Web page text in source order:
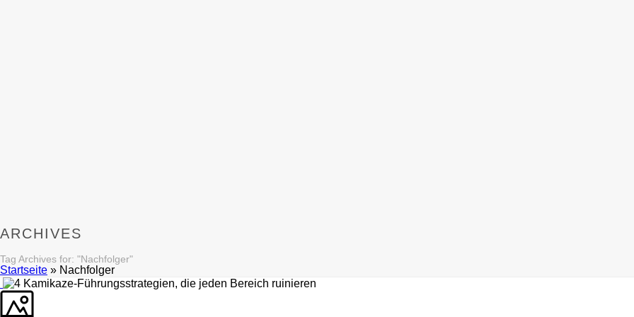
ARCHIVES
Tag Archives for: "Nachfolger"
Startseite » Nachfolger